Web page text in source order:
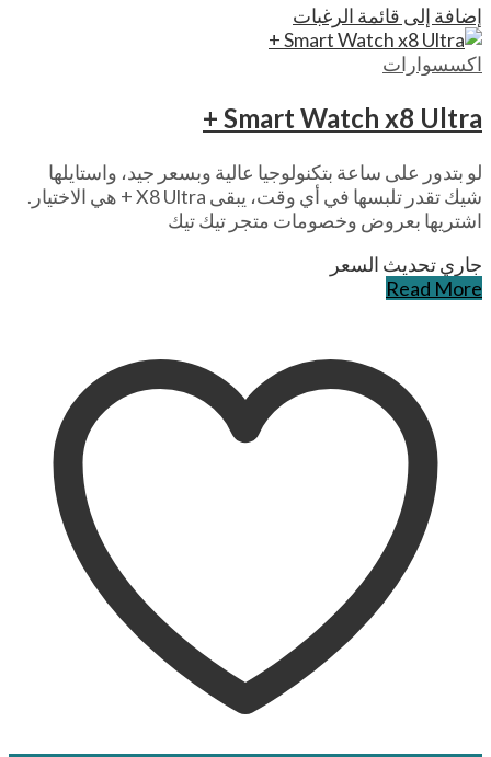
إضافة إلى قائمة الرغبات
اكسسوارات
Smart Watch x8 Ultra +
لو بتدور على ساعة بتكنولوجيا عالية وبسعر جيد، واستايلها
شيك تقدر تلبسها في أي وقت، يبقى X8 Ultra + هي الاختيار.
اشتريها بعروض وخصومات متجر تيك تيك
جاري تحديث السعر
Read More